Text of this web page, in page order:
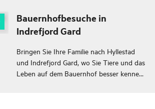
Bauernhofbesuche in
Indrefjord Gard
Bringen Sie Ihre Familie nach Hyllestad
und Indrefjord Gard, wo Sie Tiere und das
Leben auf dem Bauernhof besser kennen